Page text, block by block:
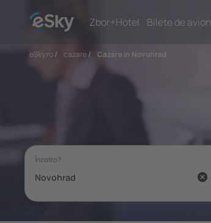
Zbor+Hotel Bilete de avion
eSky.ro/ cazare/ Cazare in Novohrad